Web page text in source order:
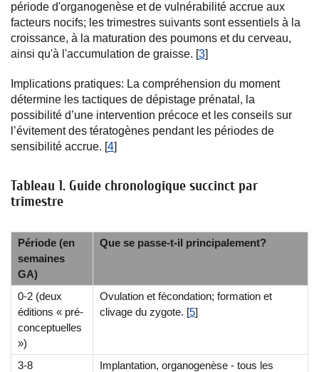
période d'organogenèse et de vulnérabilité accrue aux
facteurs nocifs; les trimestres suivants sont essentiels à la
croissance, à la maturation des poumons et du cerveau,
ainsi qu'à l'accumulation de graisse. [3]
Implications pratiques: La compréhension du moment
détermine les tactiques de dépistage prénatal, la
possibilité d’une intervention précoce et les conseils sur
l’évitement des tératogènes pendant les périodes de
sensibilité accrue. [4]
Tableau 1. Guide chronologique succinct par
trimestre
Période (en
semaines
GA)
Que se passe-t-il principalement?
0-2 (deux
éditions « pré-
conceptuelles
»)
Ovulation et fécondation; formation et
clivage du zygote. [5]
3-8
Implantation, organogenèse - tous les